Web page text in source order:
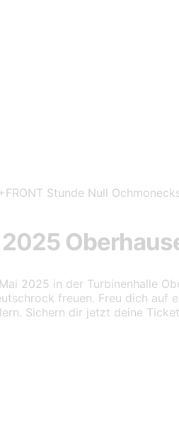
2025 in der Turbinenhalle
freuen. Freu dich auf
Sichern dir jetzt deine